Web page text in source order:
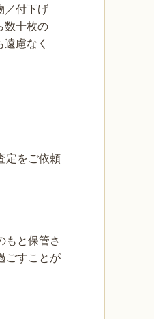
／付下げ
数十枚の
慮なく
定をご依頼
もと保管さ
ごすことが